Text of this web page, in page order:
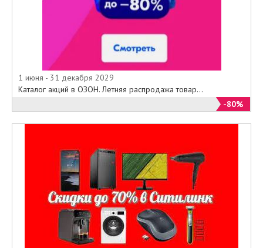
1 июня - 31 декабря 2029
Каталог акций в ОЗОН. Летняя распродажа товар...
-80%